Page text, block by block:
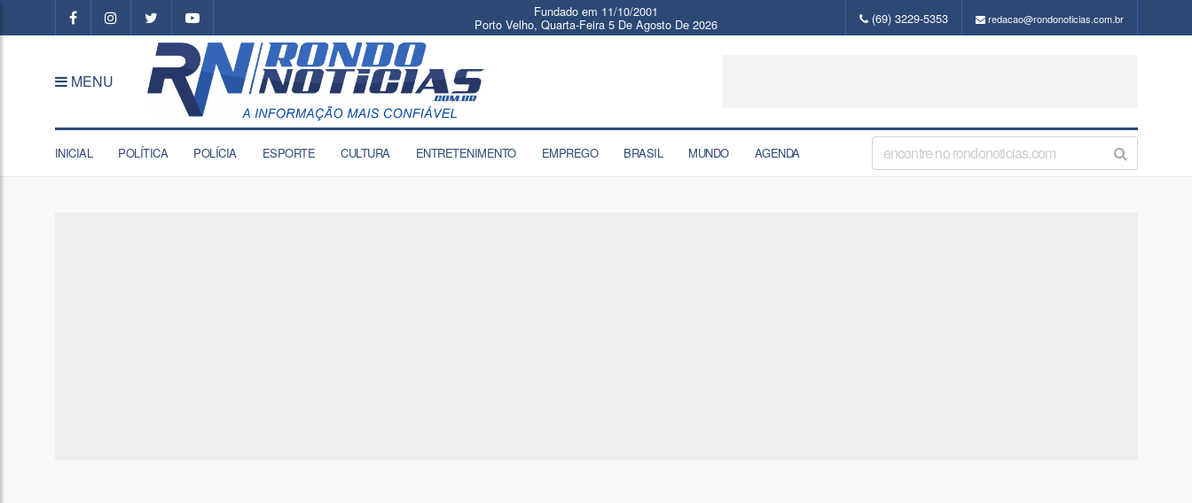
Fundado em 11/10/2001
Porto Velho, Quarta-Feira 5 De Agosto De 2026 (69) 3229-5353 redacao@rondonoticias.com.br
MENU
INICIAL POLÍTICA POLÍCIA ESPORTE CULTURA ENTRETENIMENTO EMPREGO BRASIL MUNDO AGENDA